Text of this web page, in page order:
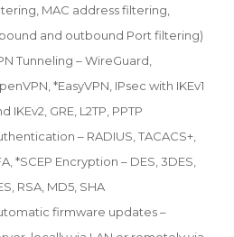
MAC address filtering,
and outbound Port filtering)
Tunneling – WireGuard,
*EasyVPN, IPsec with IKEv1
IKEv2, GRE, L2TP, PPTP
– RADIUS, TACACS+,
*SCEP Encryption – DES, 3DES,
RSA, MD5, SHA
firmware updates –